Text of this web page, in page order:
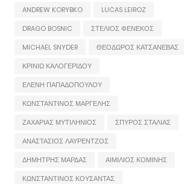
ANDREW KORYBKO
LUCAS LEIROZ
DRAGO BOSNIC
ΣΤΕΛΙΟΣ ΦΕΝΕΚΟΣ
MICHAEL SNYDER
ΘΕΟΔΩΡΟΣ ΚΑΤΣΑΝΕΒΑΣ
ΚΡΙΝΙΩ ΚΑΛΟΓΕΡΙΔΟΥ
ΕΛΕΝΗ ΠΑΠΑΔΟΠΟΥΛΟΥ
ΚΩΝΣΤΑΝΤΙΝΟΣ ΜΑΡΓΕΛΗΣ
ΖΑΧΑΡΙΑΣ ΜΥΤΙΛΗΝΙΟΣ
ΣΠΥΡΟΣ ΣΤΑΛΙΑΣ
ΑΝΑΣΤΑΣΙΟΣ ΛΑΥΡΕΝΤΖΟΣ
ΔΗΜΗΤΡΗΣ ΜΑΡΔΑΣ
ΑΙΜΙΛΙΟΣ ΚΟΜΙΝΗΣ
ΚΩΝΣΤΑΝΤΙΝΟΣ ΚΟΥΣΑΝΤΑΣ